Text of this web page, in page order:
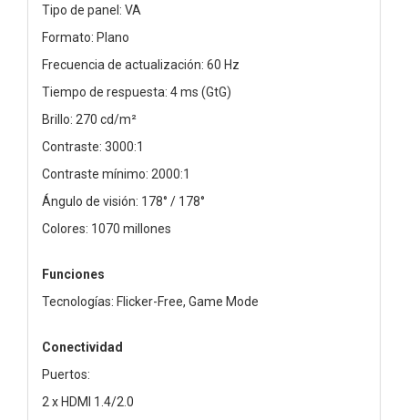
Tipo de panel: VA
Formato: Plano
Frecuencia de actualización: 60 Hz
Tiempo de respuesta: 4 ms (GtG)
Brillo: 270 cd/m²
Contraste: 3000:1
Contraste mínimo: 2000:1
Ángulo de visión: 178° / 178°
Colores: 1070 millones
Funciones
Tecnologías: Flicker-Free, Game Mode
Conectividad
Puertos:
2 x HDMI 1.4/2.0